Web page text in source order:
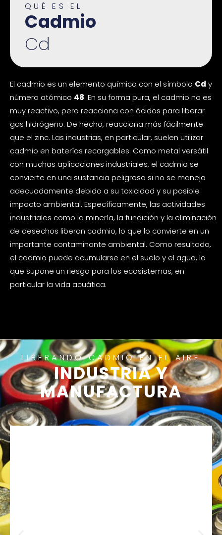
QUÉ ES EL
Cadmio
Cd
El cadmio es un elemento químico con el símbolo Cd y
número atómico 48. En su forma pura, el cadmio no es
muy reactivo, pero reacciona con ácidos para liberar
gas hidrógeno. De hecho, reacciona más fácilmente
que el zinc. Las industrias, en particular, suelen utilizar
cadmio en baterías recargables. Como metal versátil
con muchas aplicaciones industriales, el cadmio se
convierte en una sustancia peligrosa si no se maneja
adecuadamente debido a su toxicidad y su posible
impacto ambiental. Específicamente, las actividades
industriales como la minería, la fundición y la eliminación
de desechos liberan cadmio, lo que lo convierte en un
importante contaminante ambiental. Como resultado,
el cadmio puede acumularse en el suelo y el agua, lo
que supone un riesgo para los ecosistemas, en
particular la vida acuática.
LIBERANDO CADMIO EN EL AIRE
INDUSTRIA Y
MANUFACTURA